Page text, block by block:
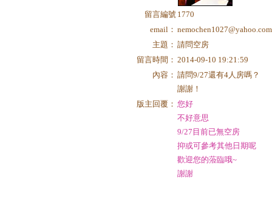
留言編號 1770
email：
主題： 請問空房
留言時間： 2014-09-10 19:21:59
內容： 請問9/27還有4人房嗎？
謝謝！
版主回覆： 您好
不好意思
9/27目前已無空房
抑或可參考其他日期呢
歡迎您的蒞臨哦~
謝謝